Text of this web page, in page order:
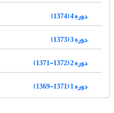
دوره 4 (1374)
دوره 3 (1373)
دوره 2 (1372-1371)
دوره 1 (1371-1369)